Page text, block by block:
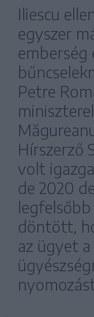
Iliescu
egyszer
emberség
Petre
Hírszerző
volt
de 2020
döntött,
az ügyet